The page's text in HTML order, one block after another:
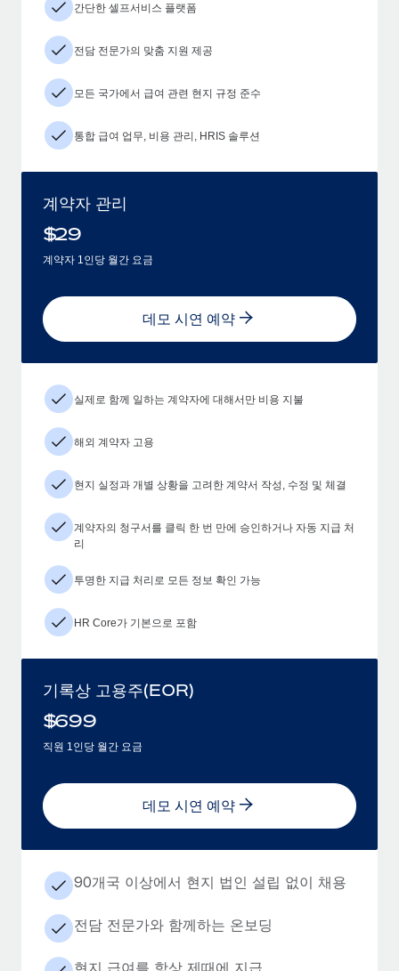
간단한 셀프서비스 플랫폼
전담 전문가의 맞춤 지원 제공
모든 국가에서 급여 관련 현지 규정 준수
통합 급여 업무, 비용 관리, HRIS 솔루션
계약자 관리
$29
계약자 1인당 월간 요금
데모 시연 예약
실제로 함께 일하는 계약자에 대해서만 비용 지불
해외 계약자 고용
현지 실정과 개별 상황을 고려한 계약서 작성, 수정 및 체결
계약자의 청구서를 클릭 한 번 만에 승인하거나 자동 지급 처
리
투명한 지급 처리로 모든 정보 확인 가능
HR Core가 기본으로 포함
기록상 고용주(EOR)
$699
직원 1인당 월간 요금
데모 시연 예약
90개국 이상에서 현지 법인 설립 없이 채용
전담 전문가와 함께하는 온보딩
현지 급여를 항상 제때에 지급